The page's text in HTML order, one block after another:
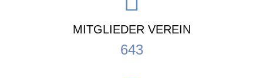
MITGLIEDER VEREIN
643